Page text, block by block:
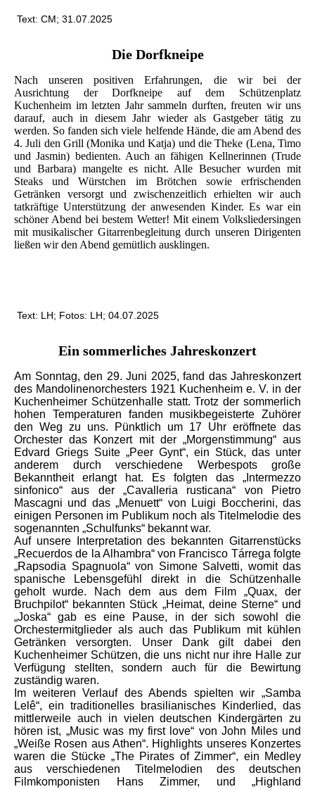
Text: CM; 31.07.2025
Die Dorfkneipe
Nach unseren positiven Erfahrungen, die wir bei der
Ausrichtung der Dorfkneipe auf dem Schützenplatz
Kuchenheim im letzten Jahr sammeln durften, freuten wir uns
darauf, auch in diesem Jahr wieder als Gastgeber tätig zu
werden. So fanden sich viele helfende Hände, die am Abend des
4. Juli den Grill (Monika und Katja) und die Theke (Lena, Timo
und Jasmin) bedienten. Auch an fähigen Kellnerinnen (Trude
und Barbara) mangelte es nicht. Alle Besucher wurden mit
Steaks und Würstchen im Brötchen sowie erfrischenden
Getränken versorgt und zwischenzeitlich erhielten wir auch
tatkräftige Unterstützung der anwesenden Kinder. Es war ein
schöner Abend bei bestem Wetter! Mit einem Volksliedersingen
mit musikalischer Gitarrenbegleitung durch unseren Dirigenten
ließen wir den Abend gemütlich ausklingen.
Text: LH; Fotos: LH; 04.07.2025
Ein sommerliches Jahreskonzert
Am Sonntag, den 29. Juni 2025, fand das Jahreskonzert
des Mandolinenorchesters 1921 Kuchenheim e. V. in der
Kuchenheimer Schützenhalle statt. Trotz der sommerlich
hohen Temperaturen fanden musikbegeisterte Zuhörer
den Weg zu uns. Pünktlich um 17 Uhr eröffnete das
Orchester das Konzert mit der „Morgenstimmung“ aus
Edvard Griegs Suite „Peer Gynt“, ein Stück, das unter
anderem durch verschiedene Werbespots große
Bekanntheit erlangt hat. Es folgten das „Intermezzo
sinfonico“ aus der „Cavalleria rusticana“ von Pietro
Mascagni und das „Menuett“ von Luigi Boccherini, das
einigen Personen im Publikum noch als Titelmelodie des
sogenannten „Schulfunks“ bekannt war.
Auf unsere Interpretation des bekannten Gitarrenstücks
„Recuerdos de la Alhambra“ von Francisco Tárrega folgte
„Rapsodia Spagnuola“ von Simone Salvetti, womit das
spanische Lebensgefühl direkt in die Schützenhalle
geholt wurde. Nach dem aus dem Film „Quax, der
Bruchpilot“ bekannten Stück „Heimat, deine Sterne“ und
„Joska“ gab es eine Pause, in der sich sowohl die
Orchestermitglieder als auch das Publikum mit kühlen
Getränken versorgten. Unser Dank gilt dabei den
Kuchenheimer Schützen, die uns nicht nur ihre Halle zur
Verfügung stellten, sondern auch für die Bewirtung
zuständig waren.
Im weiteren Verlauf des Abends spielten wir „Samba
Lelê“, ein traditionelles brasilianisches Kinderlied, das
mittlerweile auch in vielen deutschen Kindergärten zu
hören ist, „Music was my first love“ von John Miles und
„Weiße Rosen aus Athen“. Highlights unseres Konzertes
waren die Stücke „The Pirates of Zimmer“, ein Medley
aus verschiedenen Titelmelodien des deutschen
Filmkomponisten Hans Zimmer, und „Highland